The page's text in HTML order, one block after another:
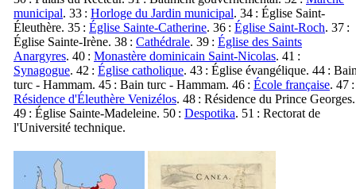
municipal. 33 : Horloge du Jardin municipal. 34 : Église Saint-
Éleuthère. 35 : Église Sainte-Catherine. 36 : Église Saint-Roch. 37 :
Église Sainte-Irène. 38 : Cathédrale. 39 : Église des Saints
Anargyres. 40 : Monastère dominicain Saint-Nicolas. 41 :
Synagogue. 42 : Église catholique. 43 : Église évangélique. 44 :
turc - Hammam. 45 : Bain turc - Hammam. 46 : École française. 47 :
Résidence d'Éleuthère Venizélos. 48 : Résidence du Prince Georges.
49 : Église Sainte-Madeleine. 50 : Despotika. 51 : Rectorat de
l'Université technique.